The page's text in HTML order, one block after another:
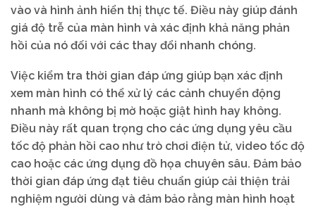
vào và hình ảnh hiển thị thực tế. Điều này giúp đánh
giá độ trễ của màn hình và xác định khả năng phản
hồi của nó đối với các thay đổi nhanh chóng.
Việc kiểm tra thời gian đáp ứng giúp bạn xác định
xem màn hình có thể xử lý các cảnh chuyển động
nhanh mà không bị mờ hoặc giật hình hay không.
Điều này rất quan trọng cho các ứng dụng yêu cầu
tốc độ phản hồi cao như trò chơi điện tử, video tốc độ
cao hoặc các ứng dụng đồ họa chuyên sâu. Đảm bảo
thời gian đáp ứng đạt tiêu chuẩn giúp cải thiện trải
nghiệm người dùng và đảm bảo rằng màn hình hoạt